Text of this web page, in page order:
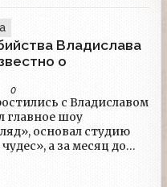
Владислава
о
0
с Владиславом
главное шоу
основал студию
а за месяц до
ли шанс раскрыть